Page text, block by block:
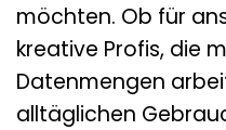
möchten. Ob für
kreative Profis, die
Datenmengen
alltäglichen